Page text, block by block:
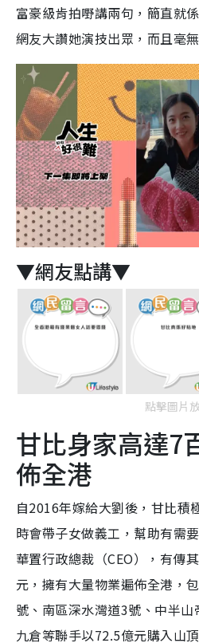
富豪級肯拍嘢講兩句，簡直就
網友大讚她演技出眾，而且毫
▼網友點講▼
點擊圖片
甘比身家高達7
佈全港
自2016年嫁給大劉後，甘比積
時會帶子女做義工，幫助有需
華置行政總裁（CEO），有傳
元，擁有大量物業遍佈全港，
號、南區深水灣道3號、中半
九倉等聯手以72.5億元購入山